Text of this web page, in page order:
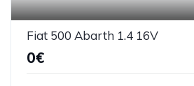
Fiat 500 Abarth 1.4 16V
0€